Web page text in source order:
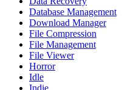
Database Management
Download Manager
File Compression
File Management
File Viewer
Horror
Idle
Indie